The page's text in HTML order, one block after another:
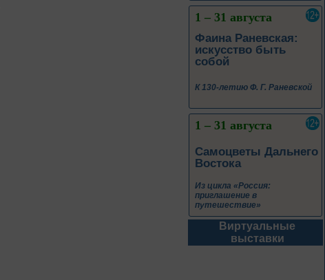
1 – 31 августа
Фаина Раневская:
искусство быть
собой
К 130-летию Ф. Г. Раневской
1 – 31 августа
Самоцветы Дальнего
Востока
Из цикла «Россия:
приглашение в
путешествие»
1 – 31 августа
Виртуальные
выставки